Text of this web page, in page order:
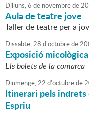
Dilluns,6 de novembrede
Aula de teatre jove
Taller de teatre per a
Dissabte,28 d'octubrede
Exposició micològica
Els bolets de la comarca
Diumenge,22 d'octubrede
Itinerari pels indrets
Espriu